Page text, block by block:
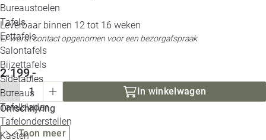
Bureaustoelen
Tafels
Eettafels
Salontafels
Bijzettafels
Sidetables
Bureaus
Tafelbladen
Tafelonderstellen
Kasten
Leverbaar binnen 12 tot 16 weken
Er wordt contact opgenomen voor een bezorgafspraak
2.199,-
In winkelwagen
Omschrijving
Toon meer